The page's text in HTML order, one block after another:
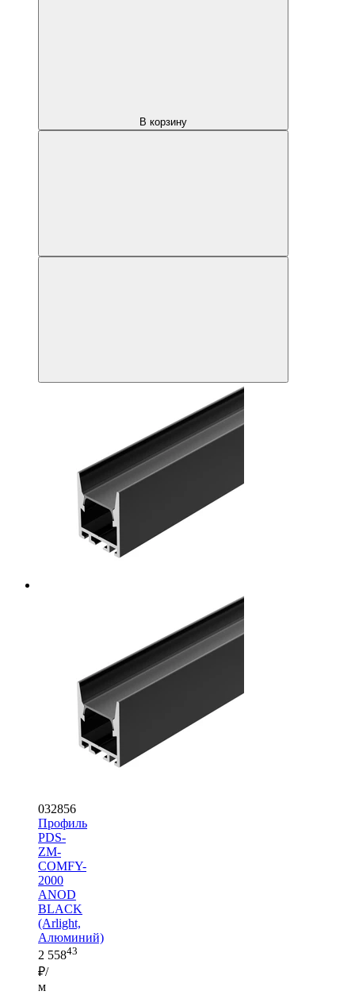
В корзину
032856
Профиль
PDS-
ZM-
COMFY-
2000
ANOD
BLACK
(Arlight,
Алюминий)
2 55843
₽/
м